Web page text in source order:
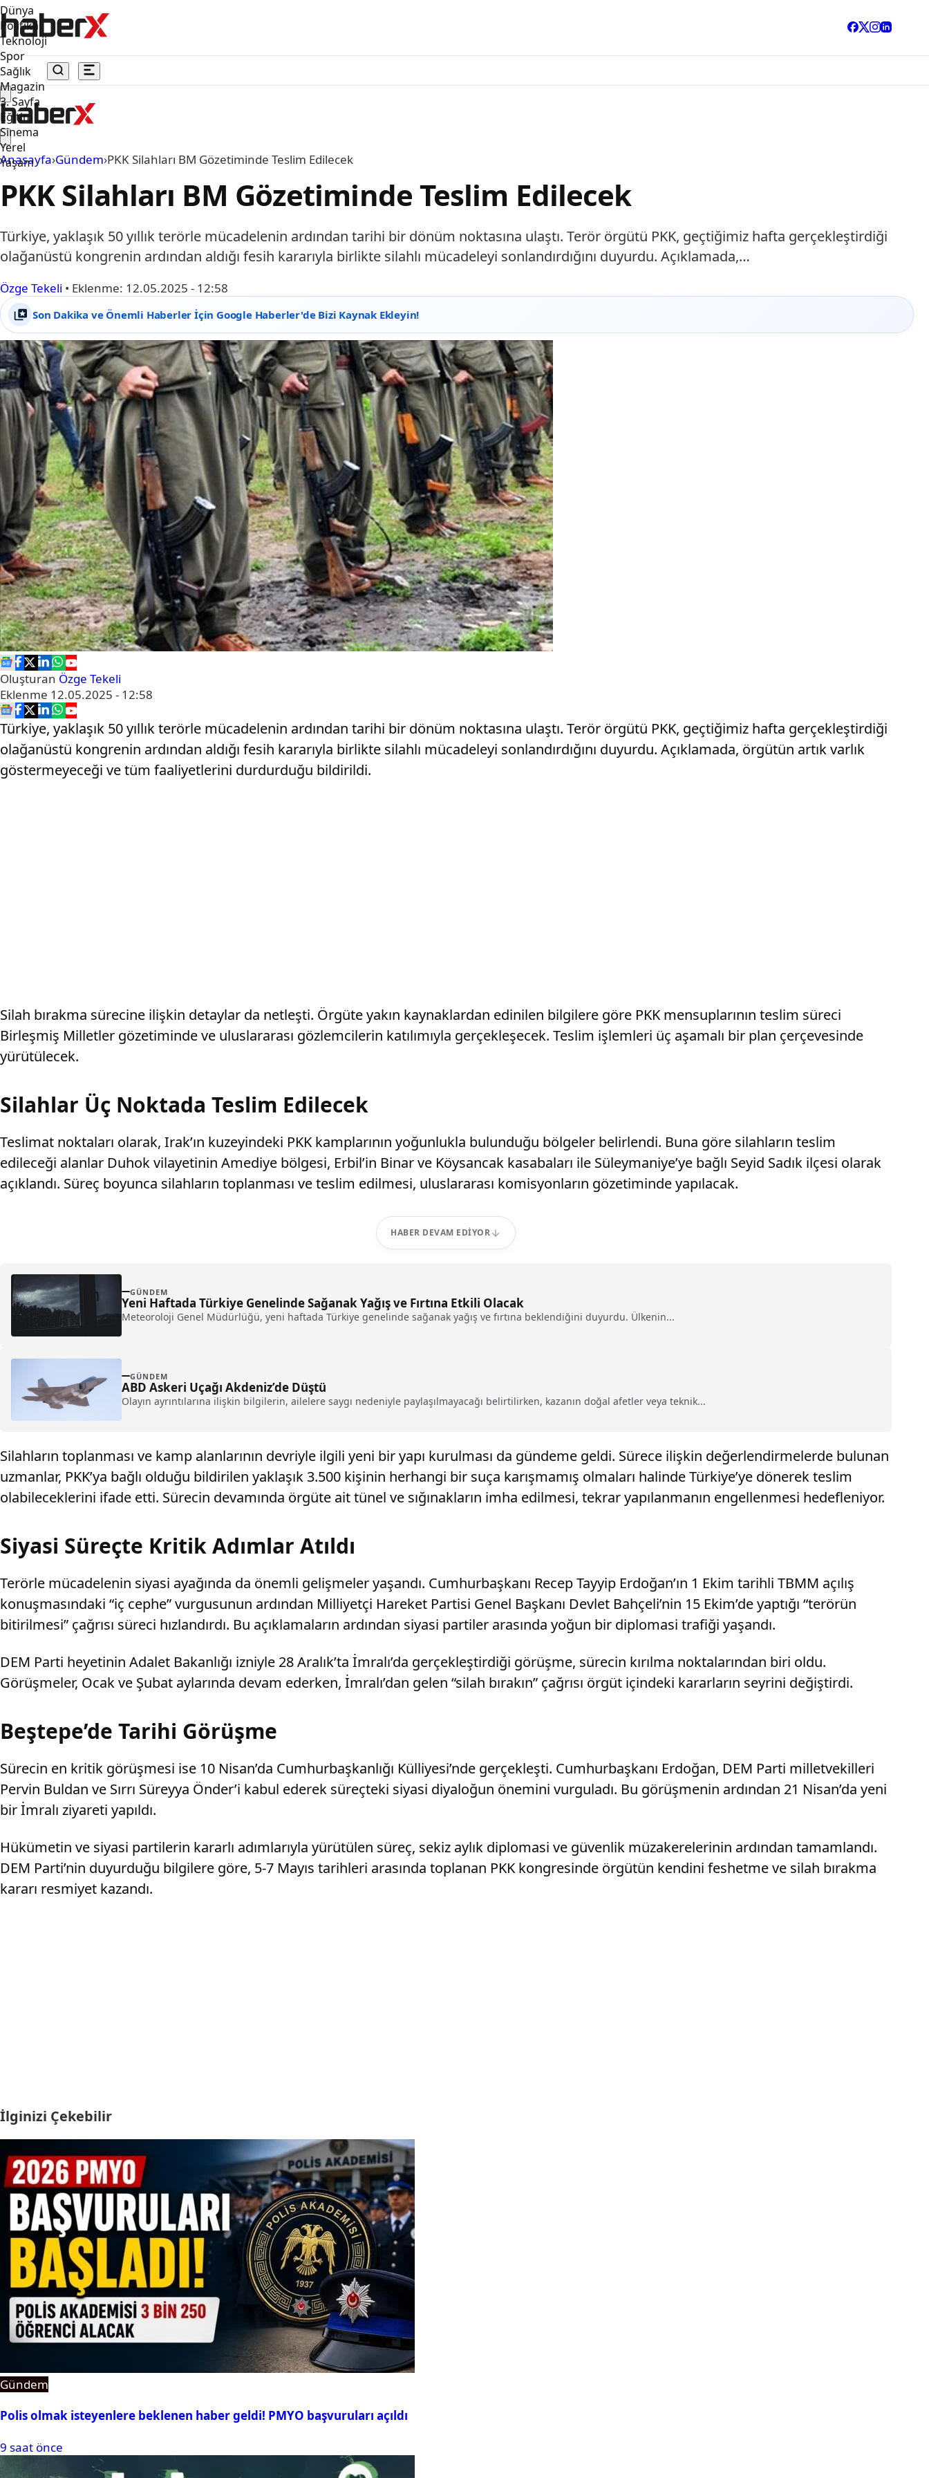
Dünya
Politika
Teknoloji
Spor
Sağlık
Magazin
3. Sayfa
Eğitim
Sinema
Yerel
Yaşam
Anasayfa›Gündem›PKK Silahları BM Gözetiminde Teslim Edilecek
PKK Silahları BM Gözetiminde Teslim Edilecek
Türkiye, yaklaşık 50 yıllık terörle mücadelenin ardından tarihi bir dönüm noktasına ulaştı. Terör örgütü PKK, geçtiğimiz hafta gerçekleştirdiği
olağanüstü kongrenin ardından aldığı fesih kararıyla birlikte silahlı mücadeleyi sonlandırdığını duyurdu. Açıklamada,…
Özge Tekeli • Eklenme: 12.05.2025 - 12:58
Son Dakika ve Önemli Haberler İçin Google Haberler'de Bizi Kaynak Ekleyin!
Oluşturan Özge Tekeli
Eklenme 12.05.2025 - 12:58
Türkiye, yaklaşık 50 yıllık terörle mücadelenin ardından tarihi bir dönüm noktasına ulaştı. Terör örgütü PKK, geçtiğimiz hafta gerçekleştirdiği
olağanüstü kongrenin ardından aldığı fesih kararıyla birlikte silahlı mücadeleyi sonlandırdığını duyurdu. Açıklamada, örgütün artık varlık
göstermeyeceği ve tüm faaliyetlerini durdurduğu bildirildi.
Silah bırakma sürecine ilişkin detaylar da netleşti. Örgüte yakın kaynaklardan edinilen bilgilere göre PKK mensuplarının teslim süreci
Birleşmiş Milletler gözetiminde ve uluslararası gözlemcilerin katılımıyla gerçekleşecek. Teslim işlemleri üç aşamalı bir plan çerçevesinde
yürütülecek.
Silahlar Üç Noktada Teslim Edilecek
Teslimat noktaları olarak, Irak’ın kuzeyindeki PKK kamplarının yoğunlukla bulunduğu bölgeler belirlendi. Buna göre silahların teslim
edileceği alanlar Duhok vilayetinin Amediye bölgesi, Erbil’in Binar ve Köysancak kasabaları ile Süleymaniye’ye bağlı Seyid Sadık ilçesi olarak
açıklandı. Süreç boyunca silahların toplanması ve teslim edilmesi, uluslararası komisyonların gözetiminde yapılacak.
HABER DEVAM EDIYOR
GÜNDEM
Yeni Haftada Türkiye Genelinde Sağanak Yağış ve Fırtına Etkili Olacak
Meteoroloji Genel Müdürlüğü, yeni haftada Türkiye genelinde sağanak yağış ve fırtına beklendiğini duyurdu. Ülkenin...
GÜNDEM
ABD Askeri Uçağı Akdeniz’de Düştü
Olayın ayrıntılarına ilişkin bilgilerin, ailelere saygı nedeniyle paylaşılmayacağı belirtilirken, kazanın doğal afetler veya teknik...
Silahların toplanması ve kamp alanlarının devriyle ilgili yeni bir yapı kurulması da gündeme geldi. Sürece ilişkin değerlendirmelerde bulunan
uzmanlar, PKK’ya bağlı olduğu bildirilen yaklaşık 3.500 kişinin herhangi bir suça karışmamış olmaları halinde Türkiye’ye dönerek teslim
olabileceklerini ifade etti. Sürecin devamında örgüte ait tünel ve sığınakların imha edilmesi, tekrar yapılanmanın engellenmesi hedefleniyor.
Siyasi Süreçte Kritik Adımlar Atıldı
Terörle mücadelenin siyasi ayağında da önemli gelişmeler yaşandı. Cumhurbaşkanı Recep Tayyip Erdoğan’ın 1 Ekim tarihli TBMM açılış
konuşmasındaki “iç cephe” vurgusunun ardından Milliyetçi Hareket Partisi Genel Başkanı Devlet Bahçeli’nin 15 Ekim’de yaptığı “terörün
bitirilmesi” çağrısı süreci hızlandırdı. Bu açıklamaların ardından siyasi partiler arasında yoğun bir diplomasi trafiği yaşandı.
DEM Parti heyetinin Adalet Bakanlığı izniyle 28 Aralık’ta İmralı’da gerçekleştirdiği görüşme, sürecin kırılma noktalarından biri oldu.
Görüşmeler, Ocak ve Şubat aylarında devam ederken, İmralı’dan gelen “silah bırakın” çağrısı örgüt içindeki kararların seyrini değiştirdi.
Beştepe’de Tarihi Görüşme
Sürecin en kritik görüşmesi ise 10 Nisan’da Cumhurbaşkanlığı Külliyesi’nde gerçekleşti. Cumhurbaşkanı Erdoğan, DEM Parti milletvekilleri
Pervin Buldan ve Sırrı Süreyya Önder’i kabul ederek süreçteki siyasi diyaloğun önemini vurguladı. Bu görüşmenin ardından 21 Nisan’da yeni
bir İmralı ziyareti yapıldı.
Hükümetin ve siyasi partilerin kararlı adımlarıyla yürütülen süreç, sekiz aylık diplomasi ve güvenlik müzakerelerinin ardından tamamlandı.
DEM Parti’nin duyurduğu bilgilere göre, 5-7 Mayıs tarihleri arasında toplanan PKK kongresinde örgütün kendini feshetme ve silah bırakma
kararı resmiyet kazandı.
İlginizi Çekebilir
Gündem
Polis olmak isteyenlere beklenen haber geldi! PMYO başvuruları açıldı
9 saat önce